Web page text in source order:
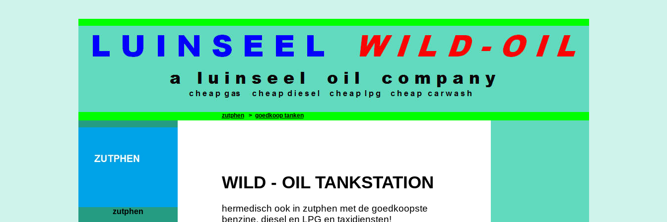
zutphen > goedkoop tanken
zutphen
WILD - OIL TANKSTATION
hermedisch ook in zutphen met de goedkoopste
benzine, diesel en LPG en taxidiensten!